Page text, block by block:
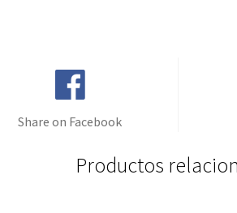
cantidad
Share on Facebook
Productos